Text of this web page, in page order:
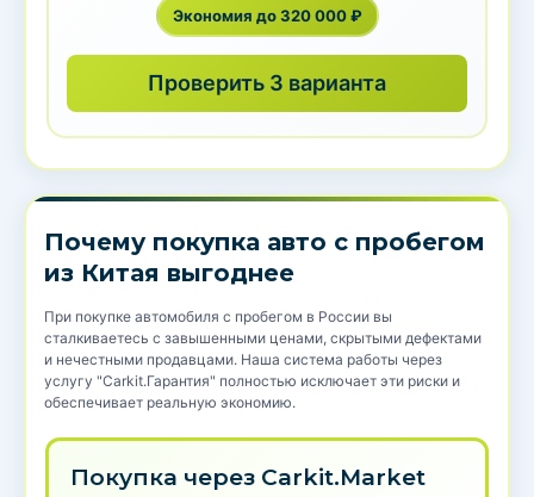
Экономия до 320 000 ₽
Проверить 3 варианта
Почему покупка авто с пробегом
из Китая выгоднее
При покупке автомобиля с пробегом в России вы
сталкиваетесь с завышенными ценами, скрытыми дефектами
и нечестными продавцами. Наша система работы через
услугу "Carkit.Гарантия" полностью исключает эти риски и
обеспечивает реальную экономию.
Покупка через Carkit.Market